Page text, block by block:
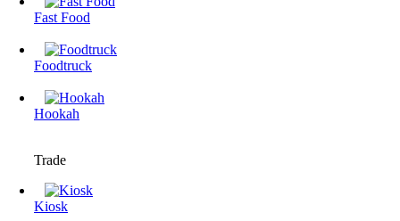
Fast Food
Foodtruck
Hookah
Trade
Kiosk